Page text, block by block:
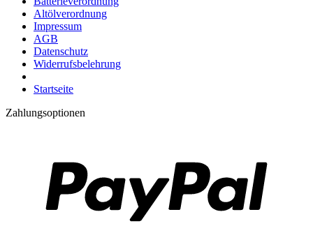
Altölverordnung
Impressum
AGB
Datenschutz
Widerrufsbelehrung
Startseite
Zahlungsoptionen